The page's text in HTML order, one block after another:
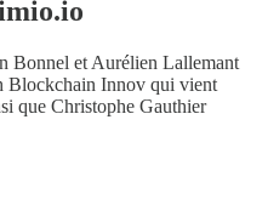
Bonnel et Aurélien Lallemant
Blockchain Innov qui vient
que Christophe Gauthier